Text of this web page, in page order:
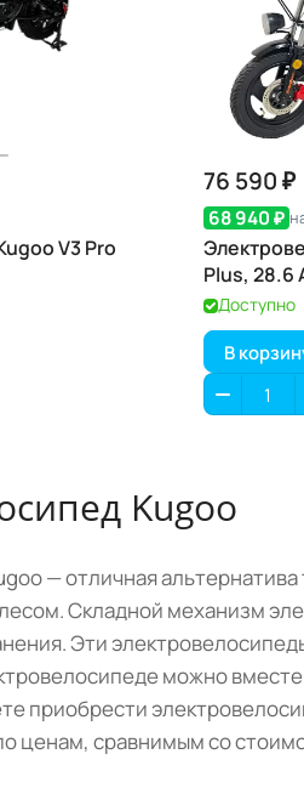
V3 Pro
76 590 ₽
68 940 ₽
Plus, 28.6
Доступно
В
Kugoo
— отличная
Складной механизм
Эти
можно
приобрести
ценам, сравнимым со